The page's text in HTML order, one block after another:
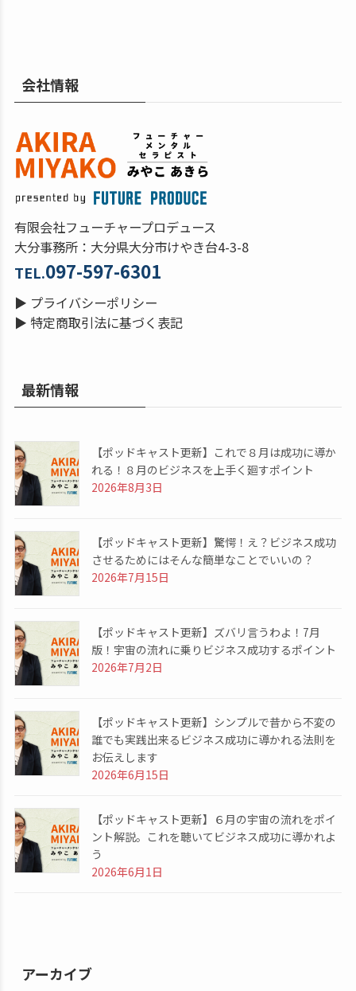
会社情報
有限会社フューチャープロデュース
大分事務所：大分県大分市けやき台4-3-8
TEL.097-597-6301
▶ プライバシーポリシー
▶ 特定商取引法に基づく表記
最新情報
【ポッドキャスト更新】これで８月は成功に導か
れる！８月のビジネスを上手く廻すポイント
2026年8月3日
【ポッドキャスト更新】驚愕！え？ビジネス成功
させるためにはそんな簡単なことでいいの？
2026年7月15日
【ポッドキャスト更新】ズバリ言うわよ！7月
版！宇宙の流れに乗りビジネス成功するポイント
2026年7月2日
【ポッドキャスト更新】シンプルで昔から不変の
誰でも実践出来るビジネス成功に導かれる法則を
お伝えします
2026年6月15日
【ポッドキャスト更新】６月の宇宙の流れをポイ
ント解説。これを聴いてビジネス成功に導かれよ
う
2026年6月1日
アーカイブ